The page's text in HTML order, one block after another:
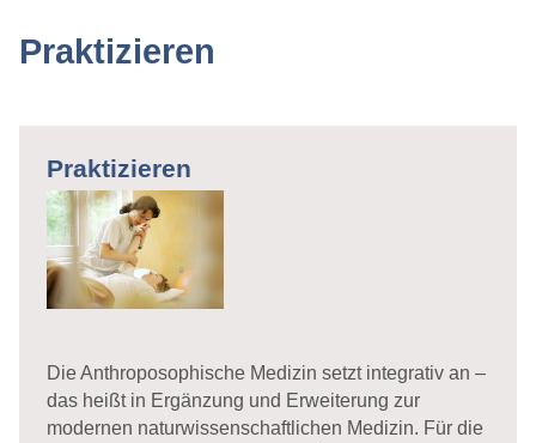
Praktizieren
Praktizieren
Die Anthroposophische Medizin setzt integrativ an –
das heißt in Ergänzung und Erweiterung zur
modernen naturwissenschaftlichen Medizin. Für die